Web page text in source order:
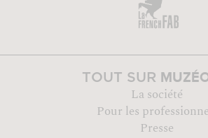
TOUT SUR
La société
Pour les
Presse